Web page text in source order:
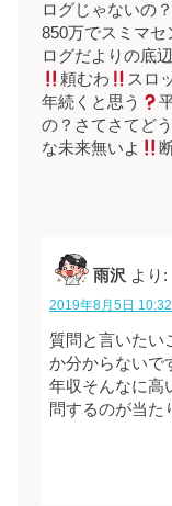
ログじゃないの
850万でスミマセ
ログだよりの底辺
頼むわ
スロ
年続くと思う
の？さてさてど
な未来無いよ
雨沢 より:
2019年8月5日
質問と言いたい
か分からないで
年収そんなに高
問するのが当た